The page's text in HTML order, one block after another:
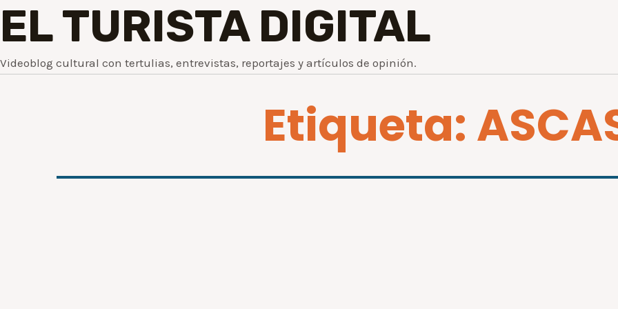
EL TURISTA DIGITAL
Videoblog cultural con tertulias, entrevistas, reportajes y artículos de opinión.
Etiqueta: